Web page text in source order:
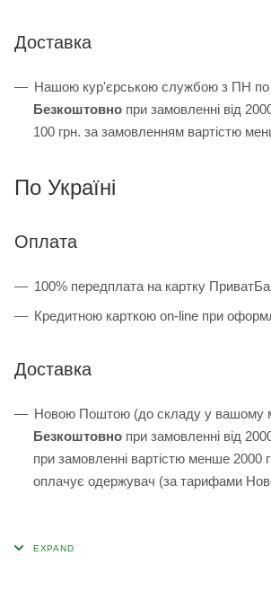
Доставка
Нашою кур'єрською службою з ПН
Безкоштовно при замовленні від
100 грн. за замовленням вартістю
По Україні
Оплата
100% передплата на картку
Кредитною карткою on-line при
Доставка
Новою Поштою (до складу у вашому
Безкоштовно при замовленні від
при замовленні вартістю менше 2000
оплачує одержувач (за тарифами